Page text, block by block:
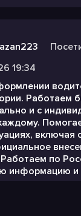
19:34
Работаем
и с
включая
по
информацию и